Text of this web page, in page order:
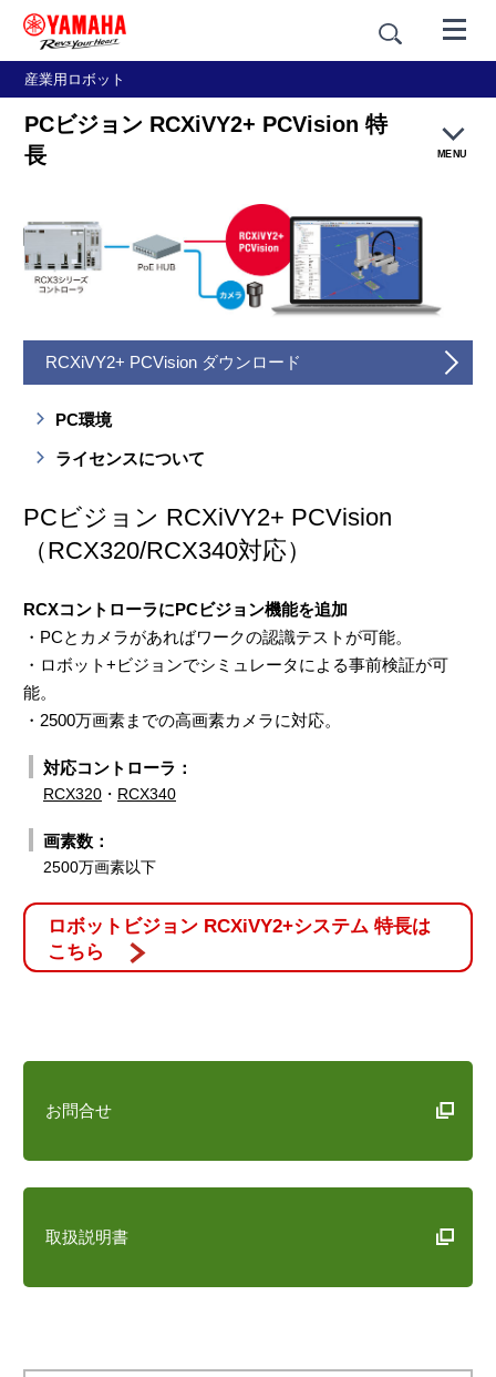
産業用ロボット
PCビジョン RCXiVY2+ PCVision 特
長
MENU
特長
仕様
RCXiVY2+ PCVision ダウンロード
PC環境
ライセンスについて
PCビジョン RCXiVY2+ PCVision
（RCX320/RCX340対応）
RCXコントローラにPCビジョン機能を追加
・PCとカメラがあればワークの認識テストが可能。
・ロボット+ビジョンでシミュレータによる事前検証が可
能。
・2500万画素までの高画素カメラに対応。
対応コントローラ：
RCX320 ・ RCX340
画素数：
2500万画素以下
ロボットビジョン RCXiVY2+システム 特長は
こちら
お問合せ
取扱説明書